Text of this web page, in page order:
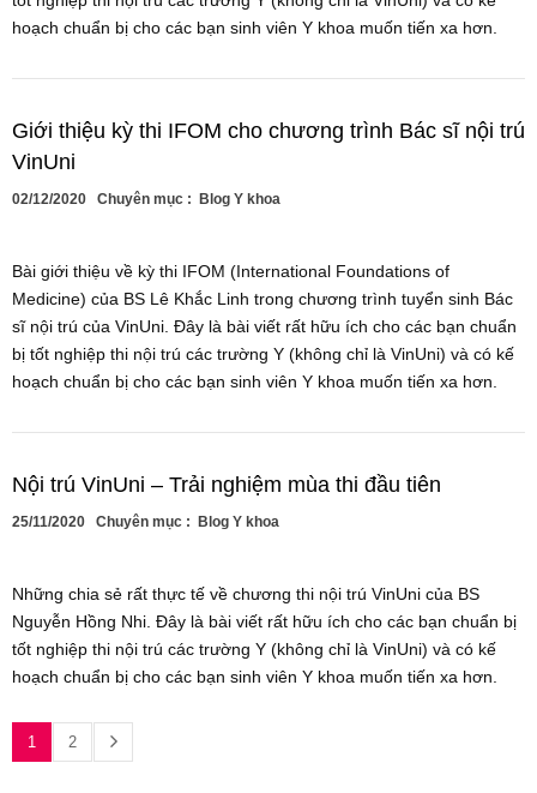
hoạch chuẩn bị cho các bạn sinh viên Y khoa muốn tiến xa hơn.
Giới thiệu kỳ thi IFOM cho chương trình Bác sĩ nội trú
VinUni
02/12/2020 Chuyên mục : Blog Y khoa
Bài giới thiệu về kỳ thi IFOM (International Foundations of
Medicine) của BS Lê Khắc Linh trong chương trình tuyển sinh Bác
sĩ nội trú của VinUni. Đây là bài viết rất hữu ích cho các bạn chuẩn
bị tốt nghiệp thi nội trú các trường Y (không chỉ là VinUni) và có kế
hoạch chuẩn bị cho các bạn sinh viên Y khoa muốn tiến xa hơn.
Nội trú VinUni – Trải nghiệm mùa thi đầu tiên
25/11/2020 Chuyên mục : Blog Y khoa
Những chia sẻ rất thực tế về chương thi nội trú VinUni của BS
Nguyễn Hồng Nhi. Đây là bài viết rất hữu ích cho các bạn chuẩn bị
tốt nghiệp thi nội trú các trường Y (không chỉ là VinUni) và có kế
hoạch chuẩn bị cho các bạn sinh viên Y khoa muốn tiến xa hơn.
1 2